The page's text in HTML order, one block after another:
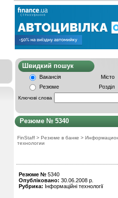
Швидкий
Вакансія
Місто
Резюме
Розділ
Ключові слова
Резюме № 5340
FinStaff > Резюме в банке >
технологии
Резюме № 5340
Опубліковано: 30.06.2008 р.
Рубрика: Інформаційні технології